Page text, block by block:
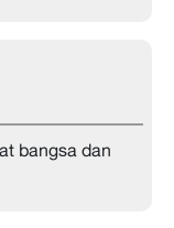
bangsa dan